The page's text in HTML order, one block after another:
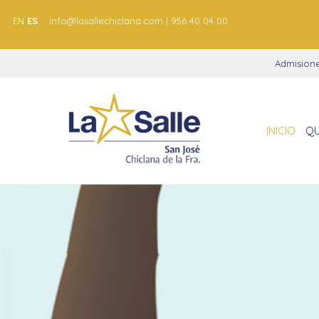
EN ES info@lasallechiclana.com | 956 40 04 00
INICIO